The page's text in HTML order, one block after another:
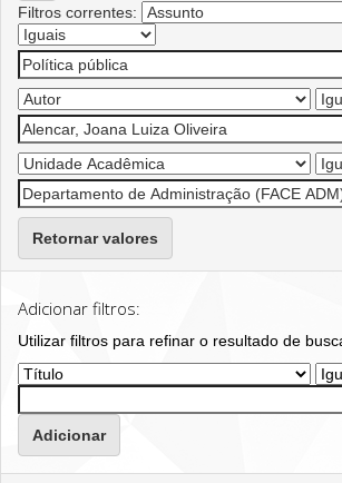
Filtros correntes:
Retornar valores
Adicionar filtros:
Utilizar filtros para refinar o resultado de